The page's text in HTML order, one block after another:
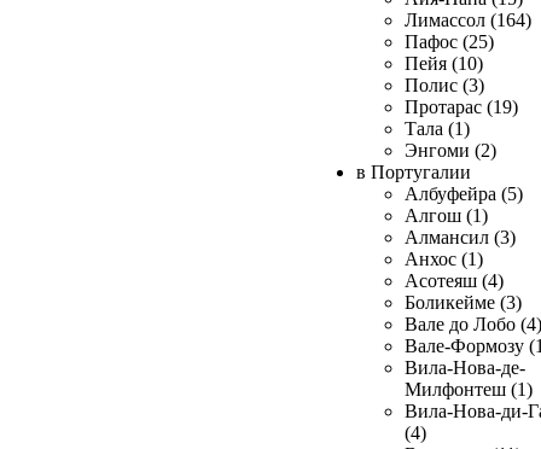
Лимассол (164)
Пафос (25)
Пейя (10)
Полис (3)
Протарас (19)
Тала (1)
Энгоми (2)
в Португалии
Албуфейра (5)
Алгош (1)
Алмансил (3)
Анхос (1)
Асотеяш (4)
Боликейме (3)
Вале до Лобо (4)
Вале-Формозу
Вила-Нова-де-
Милфонтеш (1)
Вила-Нова-ди-
(4)